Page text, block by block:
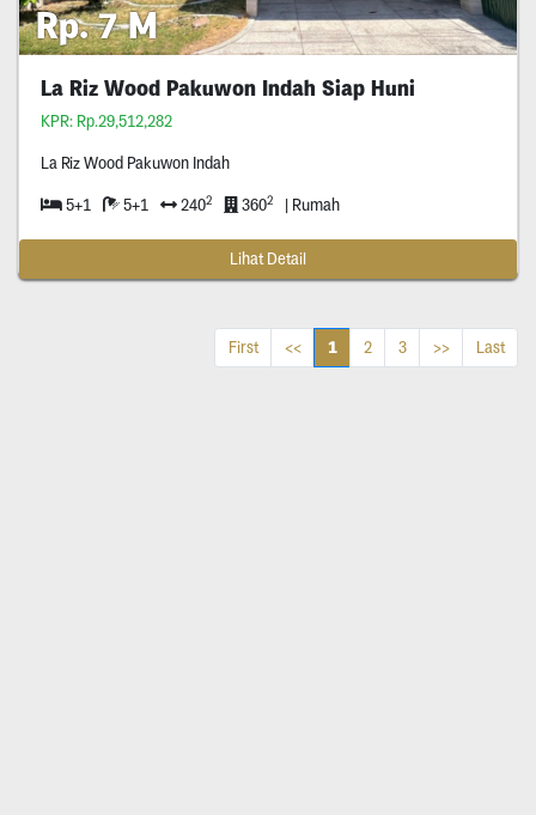
Rp. 7 M
La Riz Wood Pakuwon Indah Siap Huni
KPR: Rp.29,512,282
La Riz Wood Pakuwon Indah
5+1 5+1 2402 3602 | Rumah
Lihat Detail
First << 1 2 3 >> Last